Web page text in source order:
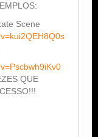
Scene
QUE